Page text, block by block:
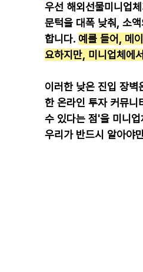
우선 해외선물미니업
문턱을 대폭 낮춰, 소
합니다. 예를 들어, 메
요하지만, 미니업체에
이러한 낮은 진입 장벽
한 온라인 투자 커뮤
수 있다는 점'을 미니
우리가 반드시 알아야